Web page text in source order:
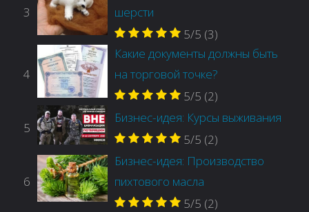
3
шерсти
5/5 (3)
4
Какие документы должны быть
на торговой точке?
5/5 (2)
5
Бизнес-идея: Курсы выживания
5/5 (2)
6
Бизнес-идея: Производство
пихтового масла
5/5 (2)